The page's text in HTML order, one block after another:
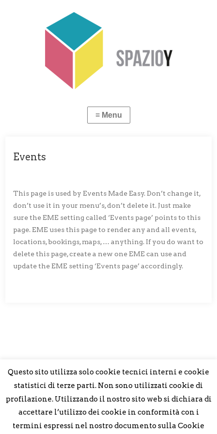
Events
This page is used by Events Made Easy. Don’t change it,
don’t use it in your menu’s, don’t delete it. Just make
sure the EME setting called ‘Events page’ points to this
page. EME uses this page to render any and all events,
locations, bookings, maps, … anything. If you do want to
delete this page, create a new one EME can use and
update the EME setting ‘Events page’ accordingly.
Questo sito utilizza solo cookie tecnici interni e cookie
statistici di terze parti. Non sono utilizzati cookie di
profilazione. Utilizzando il nostro sito web si dichiara di
accettare l’utilizzo dei cookie in conformità con i
termini espressi nel nostro documento sulla Cookie